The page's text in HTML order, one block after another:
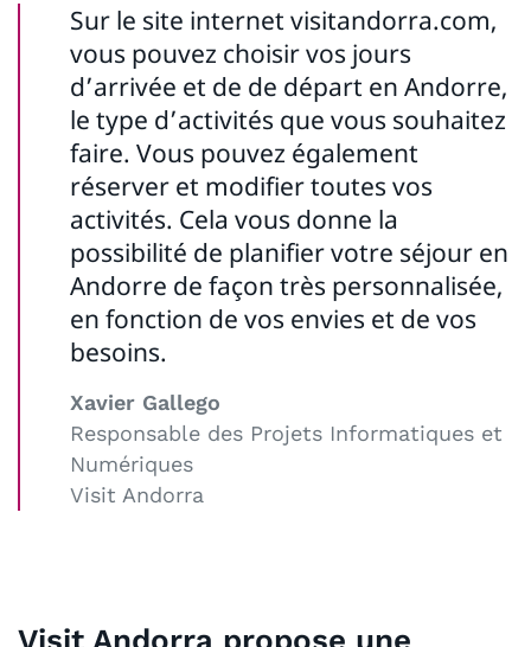
Sur le site internet visitandorra.com,
vous pouvez choisir vos jours
d’arrivée et de de départ en Andorre,
le type d’activités que vous souhaitez
faire. Vous pouvez également
réserver et modifier toutes vos
activités. Cela vous donne la
possibilité de planifier votre séjour en
Andorre de façon très personnalisée,
en fonction de vos envies et de vos
besoins.
Xavier Gallego
Responsable des Projets Informatiques et
Numériques
Visit Andorra
Visit Andorra propose une